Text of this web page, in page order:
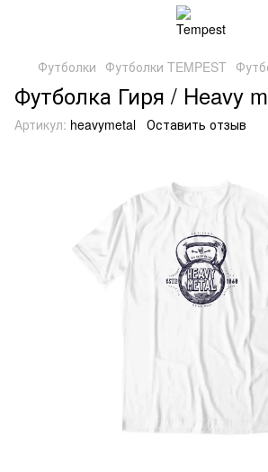
Футболки Футболки TEMPEST
Футболка Гиря / Heavy
Артикул: heavymetal Оставить отзыв